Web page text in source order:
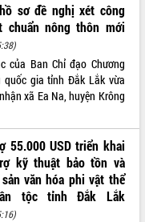
sơ đề nghị xét công
chuẩn nông thôn mới
của Ban Chỉ đạo Chương
quốc gia tỉnh Đắk Lắk vừa
xã Ea Na, huyện Krông
55.000 USD triển khai
kỹ thuật bảo tồn và
văn hóa phi vật thể
tộc tỉnh Đắk Lắk